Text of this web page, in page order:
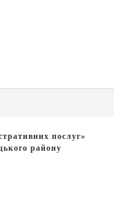
послуг»
району